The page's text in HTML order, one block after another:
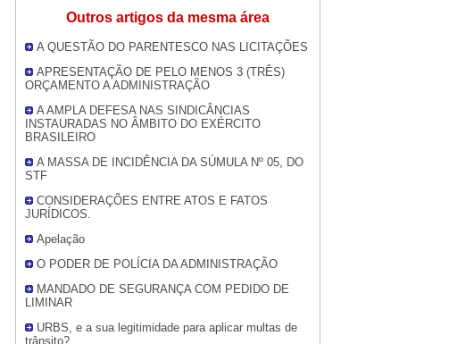
Outros artigos da mesma área
A QUESTÃO DO PARENTESCO NAS LICITAÇÕES
APRESENTAÇÃO DE PELO MENOS 3 (TRÊS)
ORÇAMENTO A ADMINISTRAÇÃO
A AMPLA DEFESA NAS SINDICÂNCIAS
INSTAURADAS NO ÂMBITO DO EXÉRCITO
BRASILEIRO
A MASSA DE INCIDÊNCIA DA SÚMULA Nº 05, DO
STF
CONSIDERAÇÕES ENTRE ATOS E FATOS
JURÍDICOS.
Apelação
O PODER DE POLÍCIA DA ADMINISTRAÇÃO
MANDADO DE SEGURANÇA COM PEDIDO DE
LIMINAR
URBS, e a sua legitimidade para aplicar multas de
trânsito?